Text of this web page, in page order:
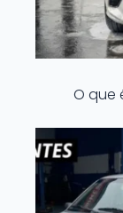
O que